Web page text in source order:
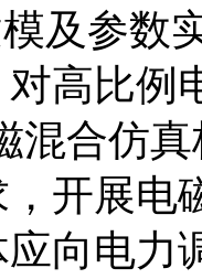
模及参
高比例
混合仿
开展电
向电力